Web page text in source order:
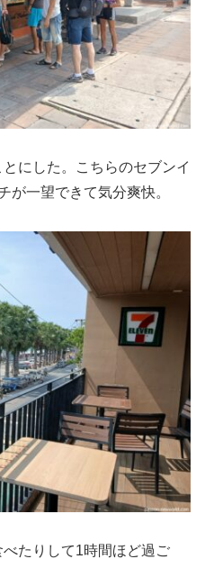
にした。こちらのセブンイ
が一望できて気分爽快。
たりして1時間ほど過ご